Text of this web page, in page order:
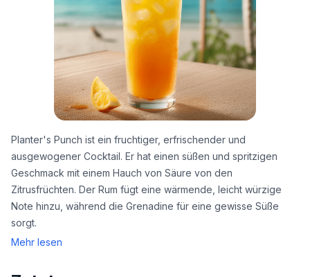
Planter's Punch ist ein fruchtiger, erfrischender und
ausgewogener Cocktail. Er hat einen süßen und spritzigen
Geschmack mit einem Hauch von Säure von den
Zitrusfrüchten. Der Rum fügt eine wärmende, leicht würzige
Note hinzu, während die Grenadine für eine gewisse Süße
sorgt.
Mehr lesen